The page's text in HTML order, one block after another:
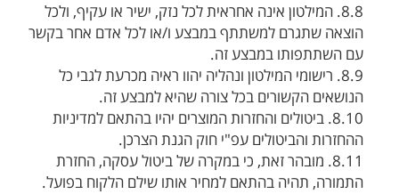
8.8. המילטון אינה אחראית לכל נזק, ישיר או עקיף, ולכל
הוצאה שתגרם למשתתף במבצע ו/או לכל אדם אחר בקשר
עם השתתפותו במבצע זה.
8.9. רישומי המילטון ונהליה יהוו ראיה מכרעת לגבי כל
הנושאים הקשורים בכל צורה שהיא למבצע זה.
8.10. ביטולים והחזרות המוצרים יהיו בהתאם למדיניות
ההחזרות והביטולים עפ"י חוק הגנת הצרכן.
8.11. מובהר זאת, כי במקרה של ביטול עסקה, החזרת
התמורה, תהיה בהתאם למחיר אותו שילם הלקוח בפועל.